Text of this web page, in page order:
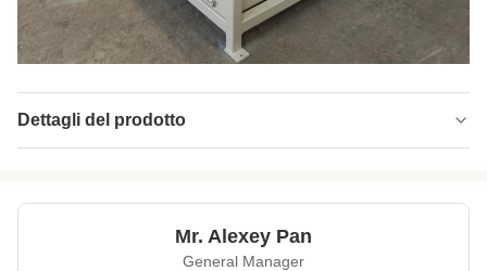
Dettagli del prodotto
Stroke Time: 14-16 anni
Fabbricazione a partire da:
Mr. Alexey Pan
General Manager